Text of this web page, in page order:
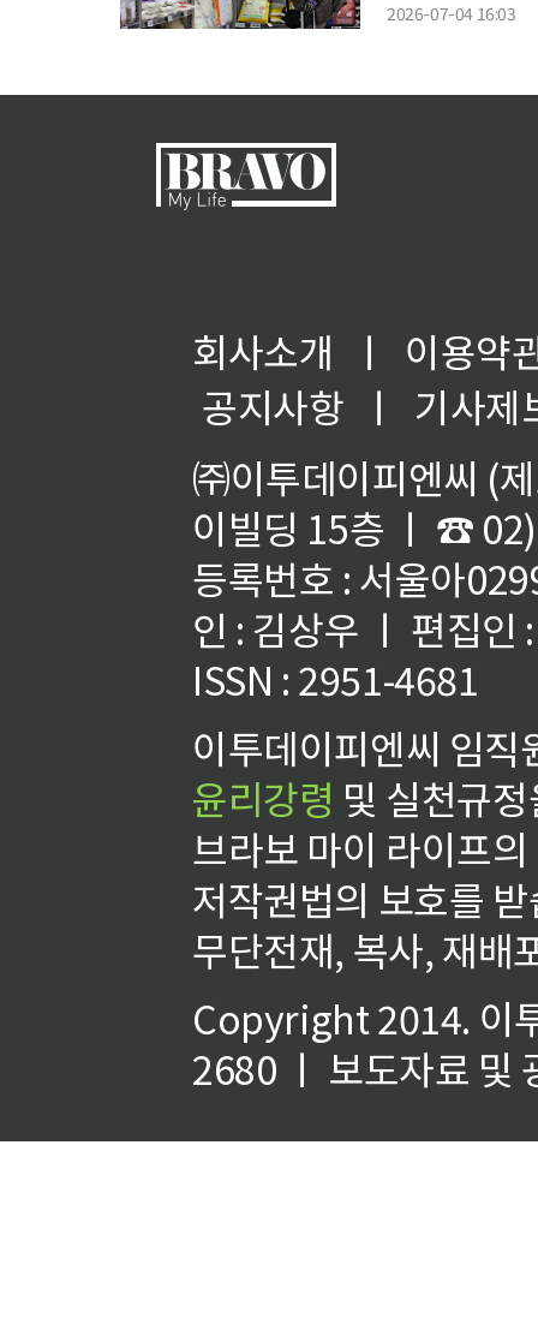
2026-07-04 16:03
회사소개 ㅣ
이용약
공지사항
ㅣ
기사제
㈜이투데이피엔씨 (
이빌딩 15층 ㅣ ☎
등록번호 : 서울아
인 : 김상우 ㅣ 편집인
ISSN : 2951-4681
이투데이피엔씨 임
윤리강령 및 실천규
브라보 마이 라이프
저작권법의 보호를
무단전재, 복사, 재배
Copyright 2014. 이
2680 ㅣ 보도자료